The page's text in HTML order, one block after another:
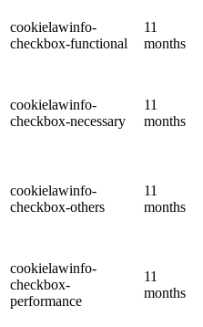
cookielawinfo-
checkbox-functional
11
months
cookielawinfo-
checkbox-necessary
11
months
cookielawinfo-
checkbox-others
11
months
cookielawinfo-
checkbox-
performance
11
months